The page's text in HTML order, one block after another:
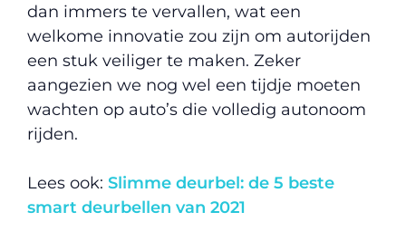
dan immers te vervallen, wat een
welkome innovatie zou zijn om autorijden
een stuk veiliger te maken. Zeker
aangezien we nog wel een tijdje moeten
wachten op auto’s die volledig autonoom
rijden.
Lees ook: Slimme deurbel: de 5 beste
smart deurbellen van 2021